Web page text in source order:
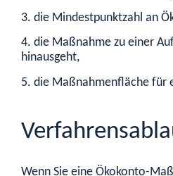
3. die Mindestpunktzahl an
4. die Maßnahme zu einer
hinausgeht,
5. die Maßnahmenfläche für
Wenn Sie eine Ökokonto-